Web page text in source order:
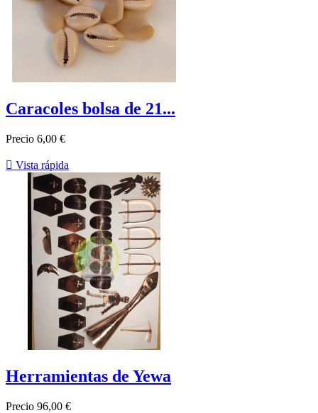
Caracoles bolsa de 21...
Precio 6,00 €
 Vista rápida
Herramientas de Yewa
Precio 96,00 €